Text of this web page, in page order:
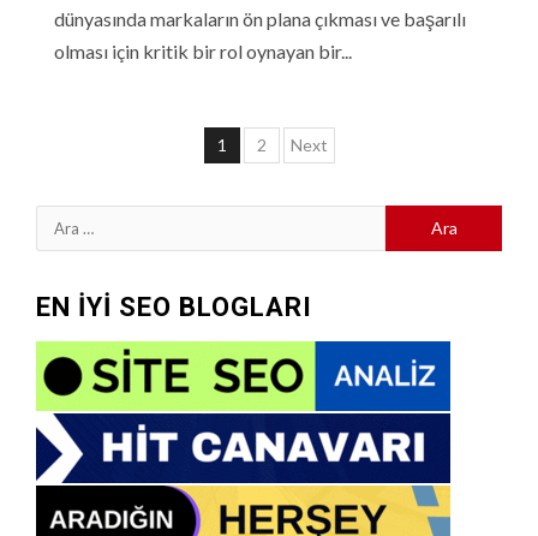
dünyasında markaların ön plana çıkması ve başarılı
olması için kritik bir rol oynayan bir...
Yazı
1 2 Next
Arama:
EN İYİ SEO BLOGLARI